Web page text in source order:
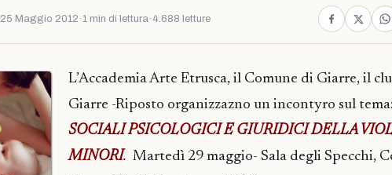
25 Maggio 2012 ·1 min di lettura· 4.688 letture
L’Accademia Arte Etrusca, il Comune di Giarre, il
Giarre -Riposto organizzazno un incontyro sul
SOCIALI PSICOLOGICI E GIURIDICI DELLA
MINORI. Martedì 29 maggio- Sala degli Specchi,